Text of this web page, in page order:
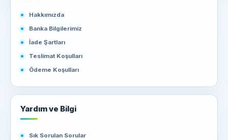
Hakkımızda
Banka Bilgilerimiz
İade Şartları
Teslimat Koşulları
Ödeme Koşulları
Yardım ve Bilgi
Sık Sorulan Sorular